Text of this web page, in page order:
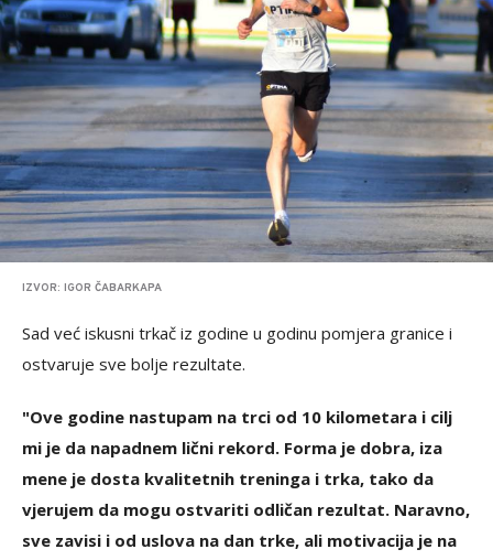
IZVOR: IGOR ČABARKAPA
Sad već iskusni trkač iz godine u godinu pomjera granice i
ostvaruje sve bolje rezultate.
"Ove godine nastupam na trci od 10 kilometara i cilj
mi je da napadnem lični rekord. Forma je dobra, iza
mene je dosta kvalitetnih treninga i trka, tako da
vjerujem da mogu ostvariti odličan rezultat. Naravno,
sve zavisi i od uslova na dan trke, ali motivacija je na